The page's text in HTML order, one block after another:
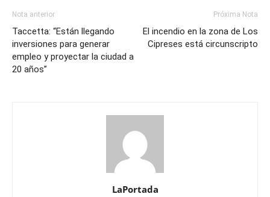
Nota anterior
Taccetta: “Están llegando
inversiones para generar
empleo y proyectar la ciudad a
20 años”
Próxima Nota
El incendio en la zona de Los
Cipreses está circunscripto
LaPortada